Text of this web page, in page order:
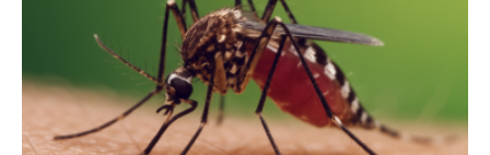
lebten. Unter den Vorfahren sticht eine Gruppe heraus,
die noch heute in der Natur vorkommt: die
Süßwasseralge Coleochaetophyceae. Einige Arten
dieser Gruppe bilden aus Zellfäden dichte Geflechte
mit scheibenförmiger Gestalt. Was auffällig ist: Die
nächsten…